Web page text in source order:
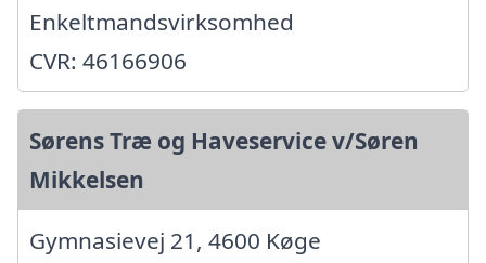
Enkeltmandsvirksomhed
CVR: 46166906
Sørens Træ og Haveservice v/Søren
Mikkelsen
Gymnasievej 21, 4600 Køge